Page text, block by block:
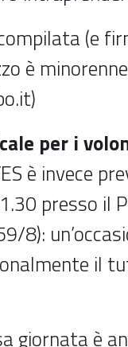
(e
è
per i
è invece
presso il
8):
il
giornata è